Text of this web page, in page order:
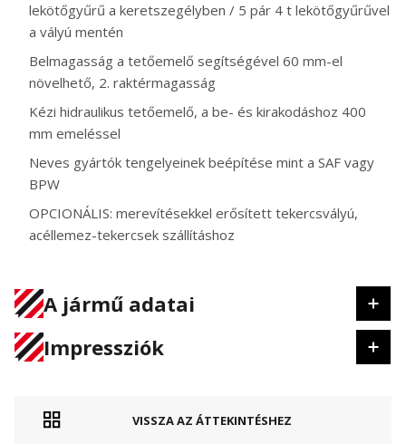
lekötőgyűrű a keretszegélyben / 5 pár 4 t lekötőgyűrűvel
a vályú mentén
Belmagasság a tetőemelő segítségével 60 mm-el
növelhető, 2. raktérmagasság
Kézi hidraulikus tetőemelő, a be- és kirakodáshoz 400
mm emeléssel
Neves gyártók tengelyeinek beépítése mint a SAF vagy
BPW
OPCIONÁLIS: merevítésekkel erősített tekercsvályú,
acéllemez-tekercsek szállításhoz
A jármű adatai
Impressziók
VISSZA AZ ÁTTEKINTÉSHEZ